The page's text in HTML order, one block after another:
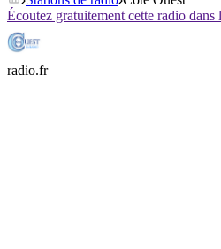
Écoutez gratuitement cette radio dans
radio.fr